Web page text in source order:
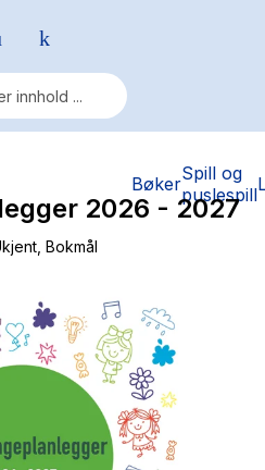
BøkerSpill og
puslespill
2026 - 2027
, Bokmål